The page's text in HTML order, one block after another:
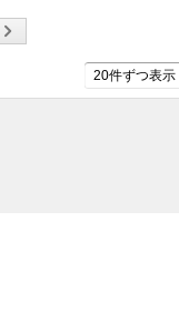
20件ずつ表示